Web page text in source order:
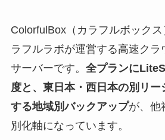
ColorfulBox（カラフルボック
ラフルラボが運営する高速ク
サーバーです。 全プランに
度と、東日本・西日本の別リー
する地域別バックアップが、他
別化軸になっています。